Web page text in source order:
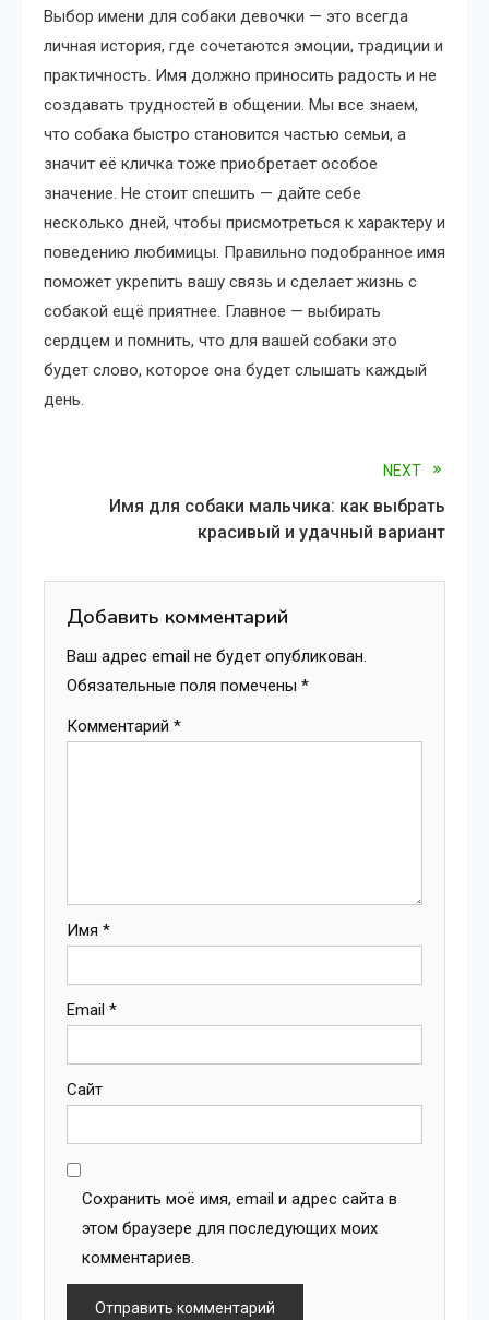
Выбор имени для собаки девочки — это всегда
личная история, где сочетаются эмоции, традиции и
практичность. Имя должно приносить радость и не
создавать трудностей в общении. Мы все знаем,
что собака быстро становится частью семьи, а
значит её кличка тоже приобретает особое
значение. Не стоит спешить — дайте себе
несколько дней, чтобы присмотреться к характеру и
поведению любимицы. Правильно подобранное имя
поможет укрепить вашу связь и сделает жизнь с
собакой ещё приятнее. Главное — выбирать
сердцем и помнить, что для вашей собаки это
будет слово, которое она будет слышать каждый
день.
articles
NEXT
Имя для собаки мальчика: как выбрать
красивый и удачный вариант
Добавить комментарий
Ваш адрес email не будет опубликован.
Обязательные поля помечены *
Комментарий *
Имя *
Email *
Сайт
Сохранить моё имя, email и адрес сайта в
этом браузере для последующих моих
комментариев.